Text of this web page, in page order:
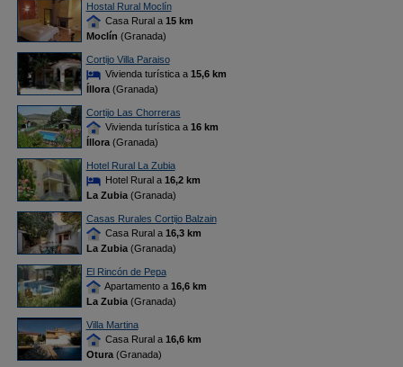
Hostal Rural Moclín
Casa Rural a 15 km
Moclín (Granada)
Cortijo Villa Paraiso
Vivienda turística a 15,6 km
Íllora(Granada)
Cortijo Las Chorreras
Vivienda turística a 16 km
Íllora(Granada)
Hotel Rural La Zubia
Hotel Rural a 16,2 km
La Zubia(Granada)
Casas Rurales Cortijo Balzain
Casa Rural a 16,3 km
La Zubia(Granada)
El Rincón de Pepa
Apartamento a 16,6 km
La Zubia(Granada)
Villa Martina
Casa Rural a 16,6 km
Otura(Granada)